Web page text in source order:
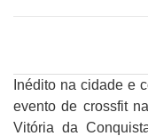
Inédito na cidade e
evento de crossfit
Vitória da